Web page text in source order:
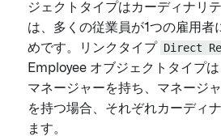
ジェクトタイプはカーディナリ
は、多くの従業員が1つの雇用者
めです。リンクタイプ Direct
Employee オブジェクトタイプ
マネージャーを持ち、マネージ
を持つ場合、それぞれカーディ
ます。